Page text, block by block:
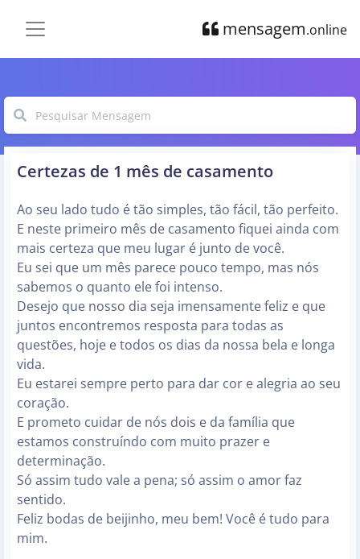
mensagem.online
Certezas de 1 mês de casamento
Ao seu lado tudo é tão simples, tão fácil, tão perfeito.
E neste primeiro mês de casamento fiquei ainda com
mais certeza que meu lugar é junto de você.
Eu sei que um mês parece pouco tempo, mas nós
sabemos o quanto ele foi intenso.
Desejo que nosso dia seja imensamente feliz e que
juntos encontremos resposta para todas as
questões, hoje e todos os dias da nossa bela e longa
vida.
Eu estarei sempre perto para dar cor e alegria ao seu
coração.
E prometo cuidar de nós dois e da família que
estamos construíndo com muito prazer e
determinação.
Só assim tudo vale a pena; só assim o amor faz
sentido.
Feliz bodas de beijinho, meu bem! Você é tudo para
mim.